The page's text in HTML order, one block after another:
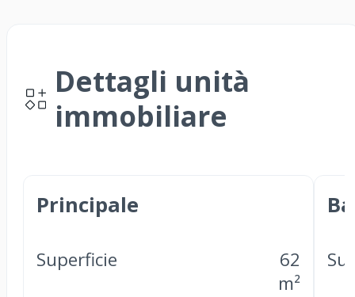
Dettagli unità
immobiliare
Principale
Superficie
62
m²